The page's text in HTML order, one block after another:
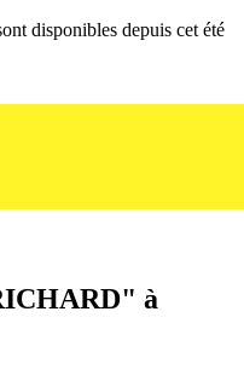
disponibles depuis cet été
à